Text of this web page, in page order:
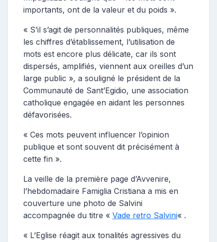
importants, ont de la valeur et du poids ».
« S’il s’agit de personnalités publiques, même
les chiffres d’établissement, l’utilisation de
mots est encore plus délicate, car ils sont
dispersés, amplifiés, viennent aux oreilles d’un
large public », a souligné le président de la
Communauté de Sant’Egidio, une association
catholique engagée en aidant les personnes
défavorisées.
« Ces mots peuvent influencer l’opinion
publique et sont souvent dit précisément à
cette fin ».
La veille de la première page d’Avvenire,
l’hebdomadaire Famiglia Cristiana a mis en
couverture une photo de Salvini
accompagnée du titre « Vade retro Salvini« .
« L’Eglise réagit aux tonalités agressives du